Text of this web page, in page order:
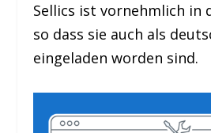
Sellics ist vornehmlich in
so dass sie auch als
eingeladen worden sind.